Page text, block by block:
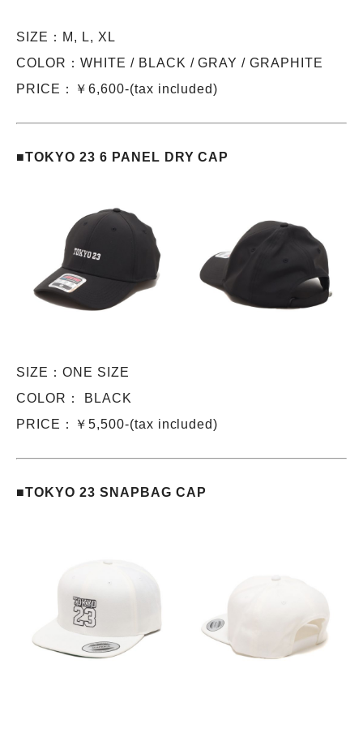
SIZE：M, L, XL
COLOR：WHITE / BLACK / GRAY / GRAPHITE
PRICE：￥6,600-(tax included)
■TOKYO 23 6 PANEL DRY CAP
SIZE：ONE SIZE
COLOR： BLACK
PRICE：￥5,500-(tax included)
■TOKYO 23 SNAPBAG CAP